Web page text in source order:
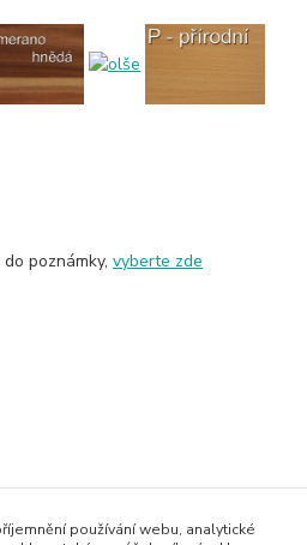
poznámky,vyberte zde
používání webu, analytické